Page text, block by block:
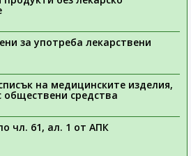
за употреба лекарствени
на медицинските изделия,
средства
чл. 61, ал. 1 от АПК